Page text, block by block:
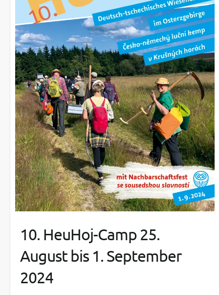
10. HeuHoj-Camp 25.
August bis 1. September
2024